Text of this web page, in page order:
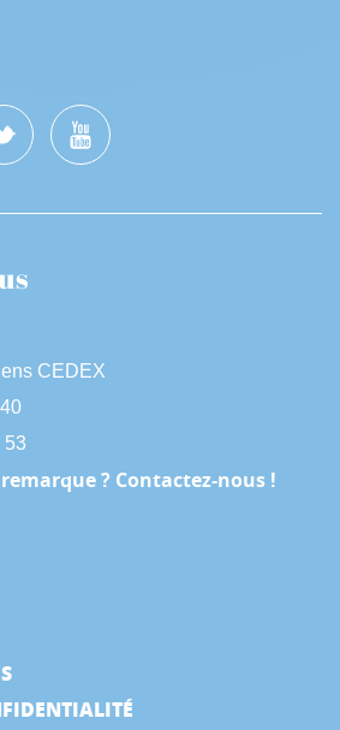
CEDEX
53
? Contactez-nous !